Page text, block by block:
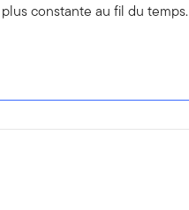
constante au fil du temps.